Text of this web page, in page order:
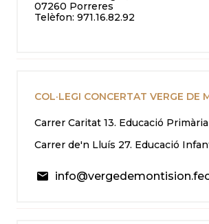
07260 Porreres
Telèfon: 971.16.82.92
COL·LEGI CONCERTAT VERGE DE
Carrer Caritat 13. Educació Primària
Carrer de'n Lluís 27. Educació